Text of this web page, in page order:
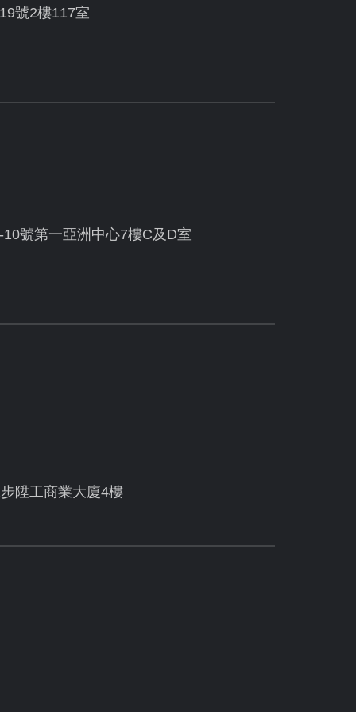
號2樓117室
號第一亞洲中心7樓C及D室
陞工商業大廈4樓